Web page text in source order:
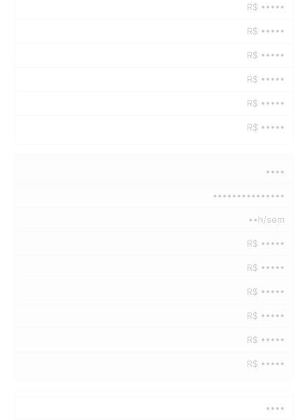
R$ •••••
R$ •••••
R$ •••••
R$ •••••
R$ •••••
R$ •••••
••••
•••••••••••••••
••h/sem
R$ •••••
R$ •••••
R$ •••••
R$ •••••
R$ •••••
R$ •••••
••••